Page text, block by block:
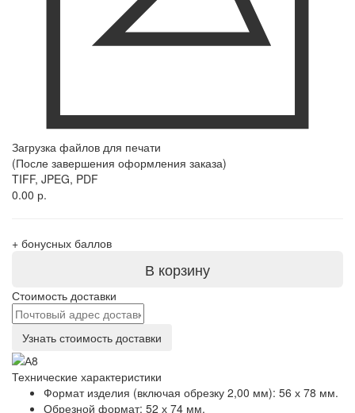
Загрузка файлов для печати
(После завершения оформления заказа)
TIFF, JPEG, PDF
0.00 р.
+ бонусных баллов
В корзину
Стоимость доставки
Узнать стоимость доставки
Технические характеристики
Формат изделия (включая обрезку 2,00 мм): 56 х 78 мм.
Обрезной формат: 52 х 74 мм.